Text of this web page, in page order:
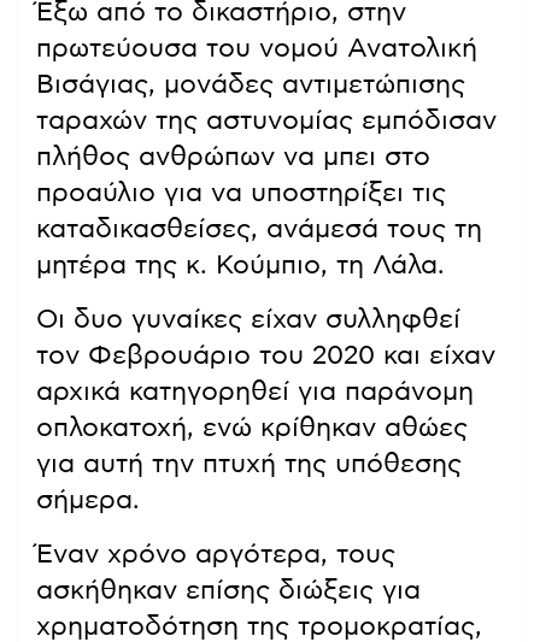
Έξω από το δικαστήριο, στην
πρωτεύουσα του νομού Ανατολική
Βισάγιας, μονάδες αντιμετώπισης
ταραχών της αστυνομίας εμπόδισαν
πλήθος ανθρώπων να μπει στο
προαύλιο για να υποστηρίξει τις
καταδικασθείσες, ανάμεσά τους τη
μητέρα της κ. Κούμπιο, τη Λάλα.
Οι δυο γυναίκες είχαν συλληφθεί
τον Φεβρουάριο του 2020 και είχαν
αρχικά κατηγορηθεί για παράνομη
οπλοκατοχή, ενώ κρίθηκαν αθώες
για αυτή την πτυχή της υπόθεσης
σήμερα.
Έναν χρόνο αργότερα, τους
ασκήθηκαν επίσης διώξεις για
χρηματοδότηση της τρομοκρατίας,